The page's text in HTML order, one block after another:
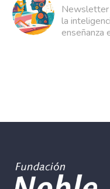
Newsletter
la
enseñanza